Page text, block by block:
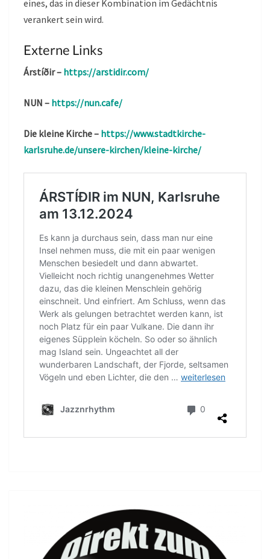
eines, das in dieser Kombination im Gedächtnis
verankert sein wird.
Externe Links
Árstíðir – https://arstidir.com/
NUN – https://nun.cafe/
Die kleine Kirche – https://www.stadtkirche-
karlsruhe.de/unsere-kirchen/kleine-kirche/